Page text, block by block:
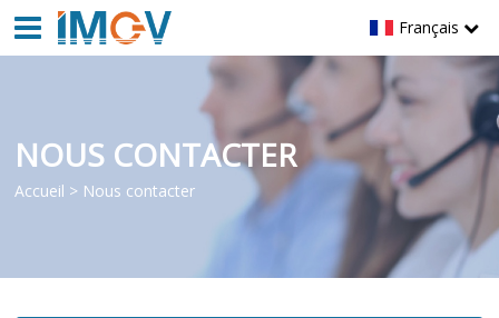
Français
NOUS CONTACTER
Accueil > Nous contacter